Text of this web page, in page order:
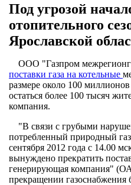
Под угрозой
отопительного
Ярославской
ООО "Газпром
поставки газа на котельные
размере около 100
остаться более 100 тысяч
компания.
"В связи с грубыми
потребленный природный газ
сентября 2012 года с 14.00
вынуждено прекратить
генерирующая компания"
прекращении газоснабжения